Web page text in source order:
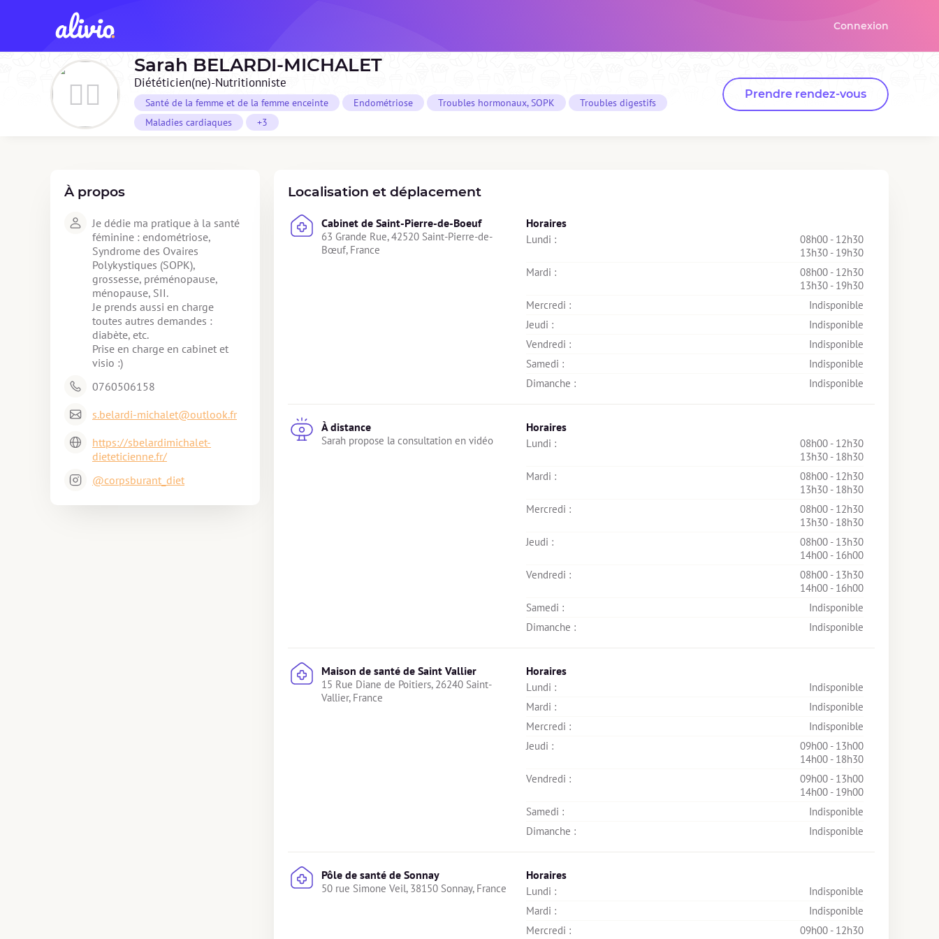
Connexion
Sarah BELARDI-MICHALET
Diététicien(ne)-Nutritionniste
Santé de la femme et de la femme enceinte Endométriose Troubles hormonaux, SOPK
Troubles digestifs
Maladies cardiaques
+3
Prendre rendez-vous
À propos
Je dédie ma pratique à la santé
féminine : endométriose,
Syndrome des Ovaires
Polykystiques (SOPK),
grossesse, préménopause,
ménopause, SII.
Je prends aussi en charge
toutes autres demandes :
diabète, etc.
Prise en charge en cabinet et
visio :)
0760506158
s.belardi-michalet@outlook.fr
https://sbelardimichalet-
dieteticienne.fr/
@corpsburant_diet
Localisation et déplacement
Cabinet de Saint-Pierre-de-Boeuf
63 Grande Rue, 42520 Saint-Pierre-de-
Bœuf, France
Horaires
Lundi :
08h00 - 12h30
13h30 - 19h30
Mardi :
08h00 - 12h30
13h30 - 19h30
Mercredi :
Indisponible
Jeudi :
Indisponible
Vendredi :
Indisponible
Samedi :
Indisponible
Dimanche :
Indisponible
À distance
Sarah propose la consultation en vidéo
Horaires
Lundi :
08h00 - 12h30
13h30 - 18h30
Mardi :
08h00 - 12h30
13h30 - 18h30
Mercredi :
08h00 - 12h30
13h30 - 18h30
Jeudi :
08h00 - 13h30
14h00 - 16h00
Vendredi :
08h00 - 13h30
14h00 - 16h00
Samedi :
Indisponible
Dimanche :
Indisponible
Maison de santé de Saint Vallier
15 Rue Diane de Poitiers, 26240 Saint-
Vallier, France
Horaires
Lundi :
Indisponible
Mardi :
Indisponible
Mercredi :
Indisponible
Jeudi :
09h00 - 13h00
14h00 - 18h30
Vendredi :
09h00 - 13h00
14h00 - 19h00
Samedi :
Indisponible
Dimanche :
Indisponible
Pôle de santé de Sonnay
50 rue Simone Veil, 38150 Sonnay, France
Horaires
Lundi :
Indisponible
Mardi :
Indisponible
Mercredi :
09h00 - 12h30